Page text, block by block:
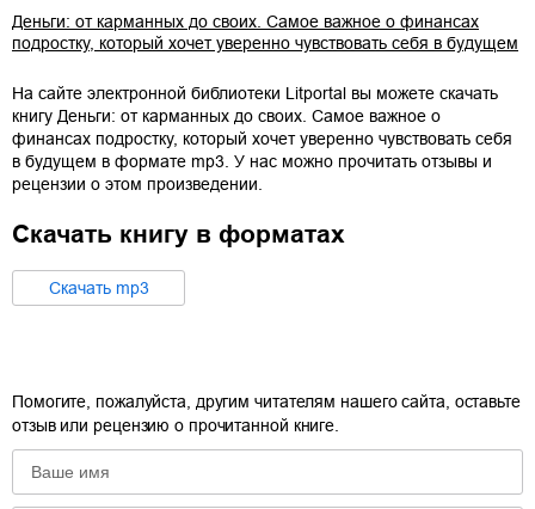
Деньги: от карманных до своих. Самое важное о финансах
подростку, который хочет уверенно чувствовать себя в будущем
На сайте электронной библиотеки Litportal вы можете скачать
книгу Деньги: от карманных до своих. Самое важное о
финансах подростку, который хочет уверенно чувствовать себя
в будущем в формате mp3 . У нас можно прочитать отзывы и
рецензии о этом произведении.
Скачать книгу в форматах
Cкачать mp3
Помогите, пожалуйста, другим читателям нашего сайта, оставьте
отзыв или рецензию о прочитанной книге.